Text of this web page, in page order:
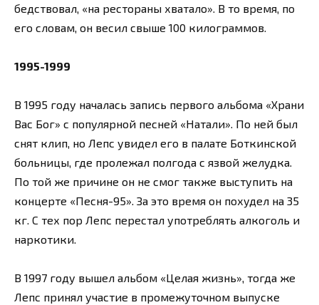
бедствовал, «на рестораны хватало». В то время, по
его словам, он весил свыше 100 килограммов.
1995-1999
В 1995 году началась запись первого альбома «Храни
Вас Бог» с популярной песней «Натали». По ней был
снят клип, но Лепс увидел его в палате Боткинской
больницы, где пролежал полгода с язвой желудка.
По той же причине он не смог также выступить на
концерте «Песня-95». За это время он похудел на 35
кг. С тех пор Лепс перестал употреблять алкоголь и
наркотики.
В 1997 году вышел альбом «Целая жизнь», тогда же
Лепс принял участие в промежуточном выпуске